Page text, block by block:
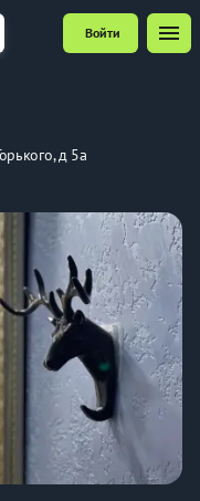
Войти menu
д 5а